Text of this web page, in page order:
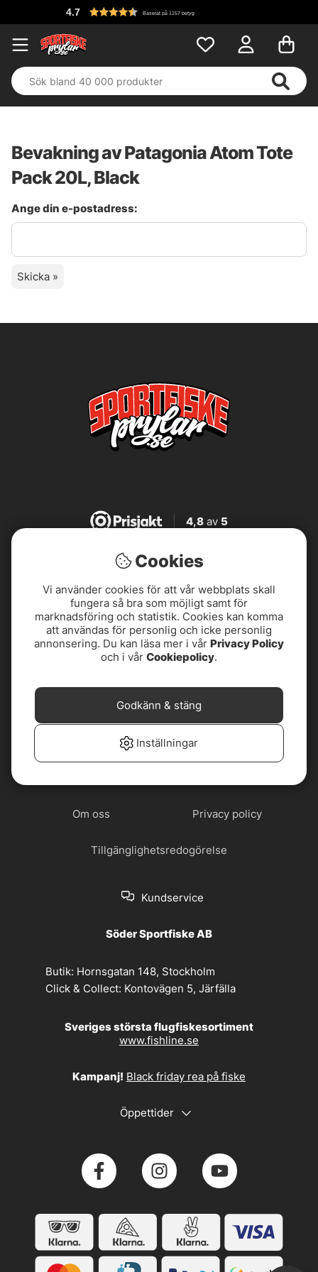
4.7 Baserat på 1157 betyg
Bevakning av Patagonia Atom Tote
Pack 20L, Black
Ange din e-postadress:
Skicka »
4,8av 5
4,8
4,7av5
4,7
Cookiepolicy Jobba hos oss
Köp- och
Nyhetsbrev
Om oss Privacy policy
Tillgänglighetsredogörelse
Kundservice
Söder Sportfiske AB
Butik: Hornsgatan 148, Stockholm
Click & Collect: Kontovägen 5, Järfälla
Sveriges största flugfiskesortiment
www.fishline.se
Kampanj! Black friday rea på fiske
Öppettider
Cookies
Vi använder cookies för att vår webbplats skall
fungera så bra som möjligt samt för
marknadsföring och statistik. Cookies kan komma
att användas för personlig och icke personlig
annonsering. Du kan läsa mer i vår Privacy Policy
och i vår Cookiepolicy.
Inställningar
Godkänn & stäng